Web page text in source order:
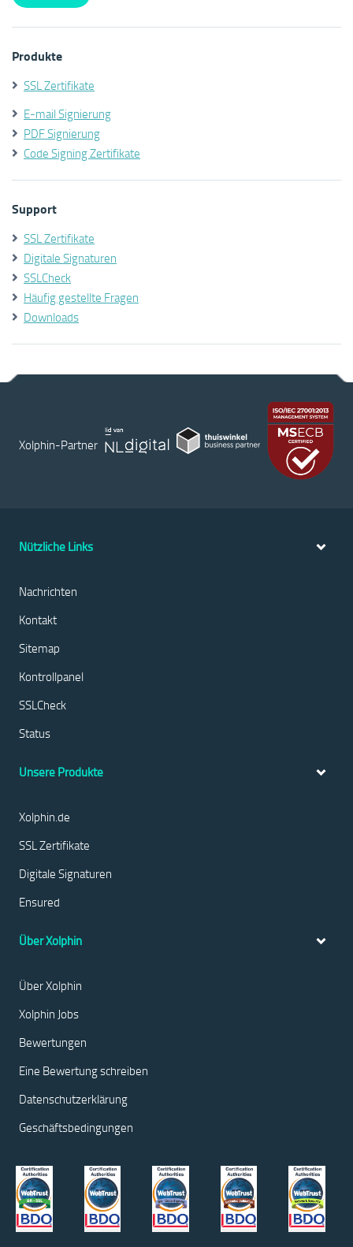
Produkte
SSL Zertifikate
E-mail Signierung
PDF Signierung
Code Signing Zertifikate
Support
SSL Zertifikate
Digitale Signaturen
SSLCheck
Häufig gestellte Fragen
Downloads
Xolphin-Partner
Nützliche Links
Nachrichten
Kontakt
Sitemap
Kontrollpanel
SSLCheck
Status
Unsere Produkte
Xolphin.de
SSL Zertifikate
Digitale Signaturen
Ensured
Über Xolphin
Über Xolphin
Xolphin Jobs
Bewertungen
Eine Bewertung schreiben
Datenschutzerklärung
Geschäftsbedingungen